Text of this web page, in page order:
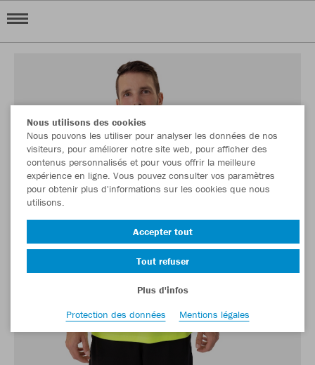
Nous utilisons des cookies
Nous pouvons les utiliser pour analyser les données de nos
visiteurs, pour améliorer notre site web, pour afficher des
contenus personnalisés et pour vous offrir la meilleure
expérience en ligne. Vous pouvez consulter vos paramètres
pour obtenir plus d'informations sur les cookies que nous
utilisons.
Accepter tout
Tout refuser
Plus d'infos
Protection des données
Mentions légales